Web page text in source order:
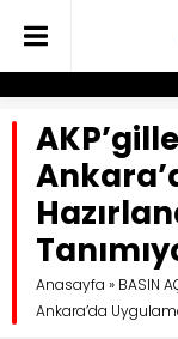
Anasayfa » BASIN
Ankara’da